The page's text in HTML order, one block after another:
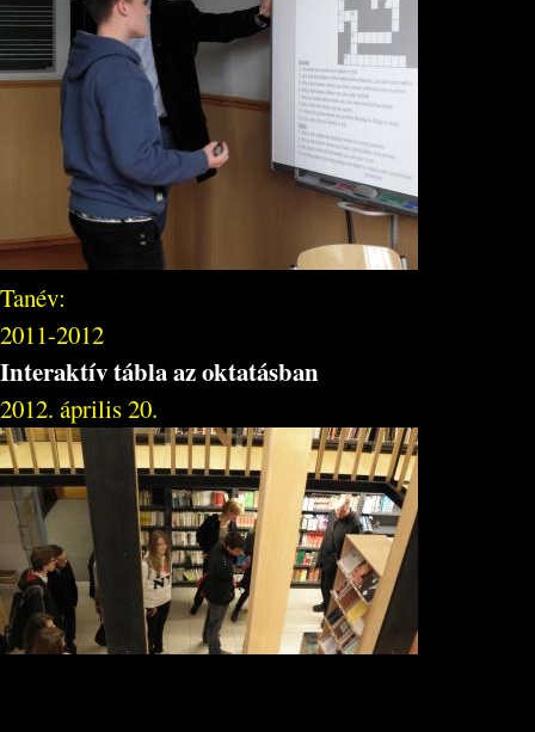
Tanév:
2011-2012
Interaktív tábla az oktatásban
2012. április 20.